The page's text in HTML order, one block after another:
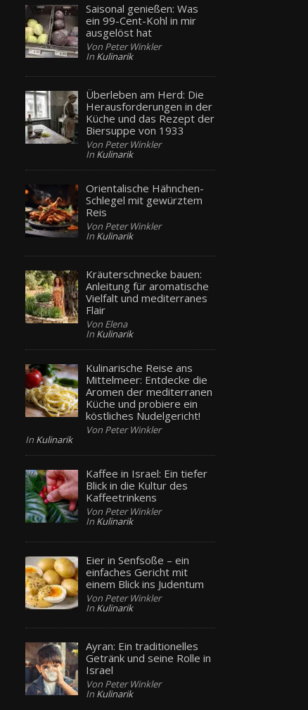
Saisonal genießen: Was
ein 99-Cent-Kohl in mir
ausgelöst hat
Von Peter Winkler
In Kulinarik
Überleben am Herd: Die
Herausforderungen in der
Küche und das Rezept der
Biersuppe von 1933
Von Peter Winkler
In Kulinarik
Orientalische Hähnchen-
Schlegel mit gewürztem
Reis
Von Peter Winkler
In Kulinarik
Kräuterschnecke bauen:
Anleitung für aromatische
Vielfalt und mediterranes
Flair
Von Elena
In Kulinarik
Kulinarische Reise ans
Mittelmeer: Entdecke die
Aromen der mediterranen
Küche und probiere ein
köstliches Nudelgericht!
Von Peter Winkler
In Kulinarik
Kaffee in Israel: Ein tiefer
Blick in die Kultur des
Kaffeetrinkens
Von Peter Winkler
In Kulinarik
Eier in Senfsoße – ein
einfaches Gericht mit
einem Blick ins Judentum
Von Peter Winkler
In Kulinarik
Ayran: Ein traditionelles
Getränk und seine Rolle in
Israel
Von Peter Winkler
In Kulinarik